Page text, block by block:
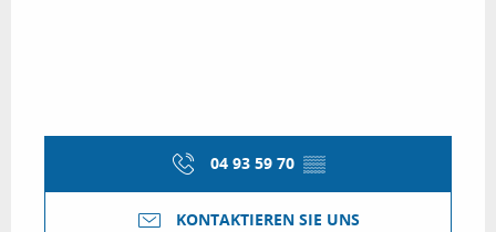
04 93 59 70 ▒▒
KONTAKTIEREN SIE UNS